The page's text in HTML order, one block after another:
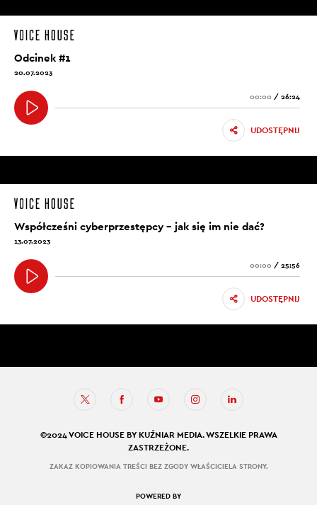
Odcinek #1
20.07.2023
00:00 / 26:24
UDOSTĘPNIJ
Współcześni cyberprzestępcy – jak się im nie dać?
13.07.2023
00:00 / 25:56
UDOSTĘPNIJ
©2024 VOICE HOUSE BY KUŹNIAR MEDIA. WSZELKIE PRAWA
ZASTRZEŻONE.
ZAKAZ KOPIOWANIA TREŚCI BEZ ZGODY WŁAŚCICIELA STRONY.
POWERED BY